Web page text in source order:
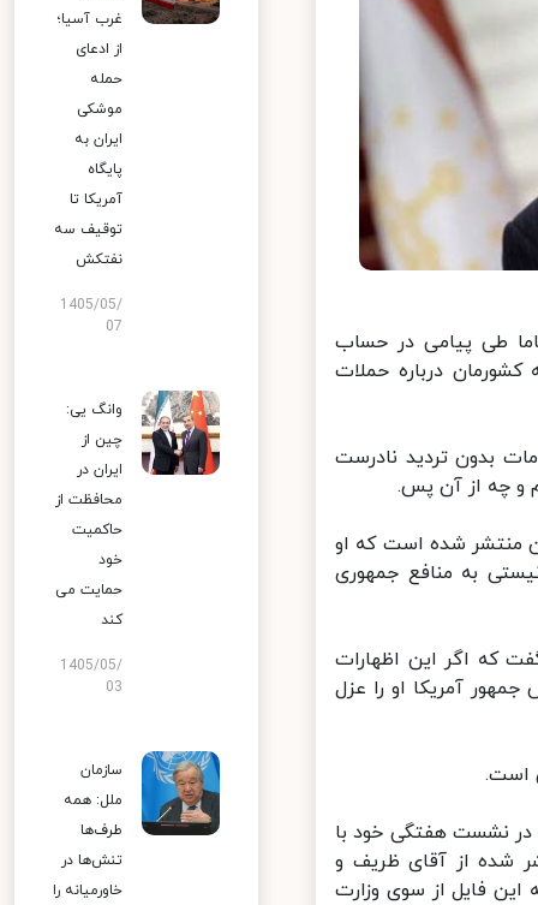
طی پیامی در حساب
درباره حملات
بدون تردید نادرست
و چه از آن پس.
منتشر شده است که او
به منافع جمهوری
که اگر این اظهارات
آمریکا او را عزل
است.
نشست هفتگی خود با
شده از آقای ظریف و
فایل از سوی وزارت
غرب آسیا؛
از ادعای
حمله
موشکی
ایران به
پایگاه
آمریکا تا
توقیف سه
نفتکش
1405/05/
07
وانگ یی:
چین از
ایران در
محافظت از
حاکمیت
خود
حمایت می
کند
1405/05/
03
سازمان
ملل: همه
طرف‌ها
تنش‌ها در
خاورمیانه را